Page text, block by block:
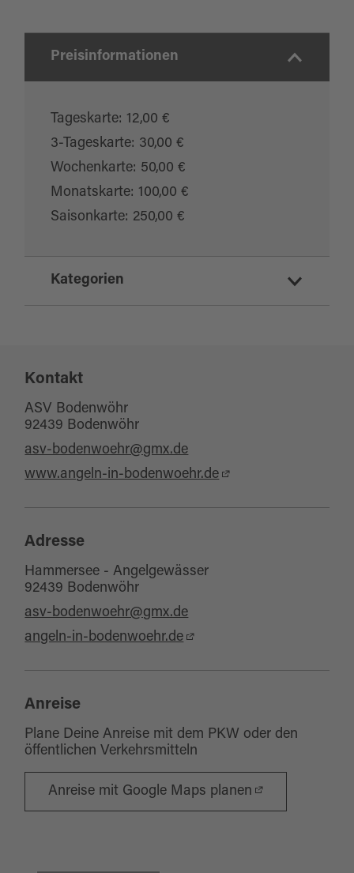
Preisinformationen
Tageskarte: 12,00 €
3-Tageskarte: 30,00 €
Wochenkarte: 50,00 €
Monatskarte: 100,00 €
Saisonkarte: 250,00 €
Kategorien
Kontakt
ASV Bodenwöhr
92439 Bodenwöhr
asv-bodenwoehr@gmx.de
www.angeln-in-bodenwoehr.de
Adresse
Hammersee - Angelgewässer
92439 Bodenwöhr
asv-bodenwoehr@gmx.de
angeln-in-bodenwoehr.de
Anreise
Plane Deine Anreise mit dem PKW oder den
öffentlichen Verkehrsmitteln
Anreise mit Google Maps planen